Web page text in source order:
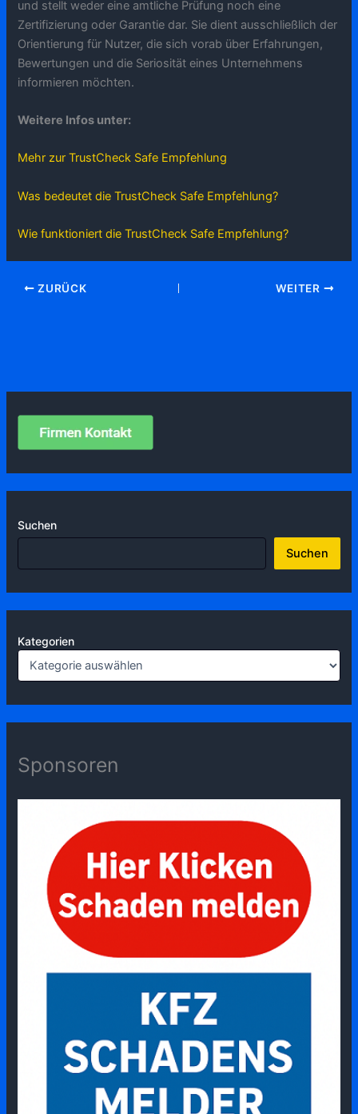
Suchen
Suchen
Kategorien
Sponsoren
und stellt weder eine amtliche Prüfung noch eine
Zertifizierung oder Garantie dar. Sie dient ausschließlich der
Orientierung für Nutzer, die sich vorab über Erfahrungen,
Bewertungen und die Seriosität eines Unternehmens
informieren möchten.
Weitere Infos unter:
Mehr zur TrustCheck Safe Empfehlung
Was bedeutet die TrustCheck Safe Empfehlung?
Wie funktioniert die TrustCheck Safe Empfehlung?
ZURÜCK WEITER